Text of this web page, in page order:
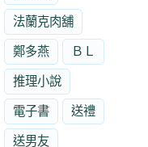
法蘭克肉舖
鄭多燕 ＢＬ
推理小說
電子書 送禮
送男友